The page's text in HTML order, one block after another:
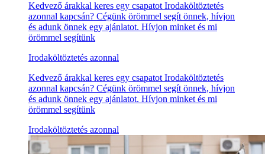
Kedvező árakkal keres egy csapatot Irodaköltöztetés
azonnal kapcsán? Cégünk örömmel segít önnek, hívjon
és adunk önnek egy ajánlatot. Hívjon minket és mi
örömmel segítünk
Irodaköltöztetés azonnal
Kedvező árakkal keres egy csapatot Irodaköltöztetés
azonnal kapcsán? Cégünk örömmel segít önnek, hívjon
és adunk önnek egy ajánlatot. Hívjon minket és mi
örömmel segítünk
Irodaköltöztetés azonnal